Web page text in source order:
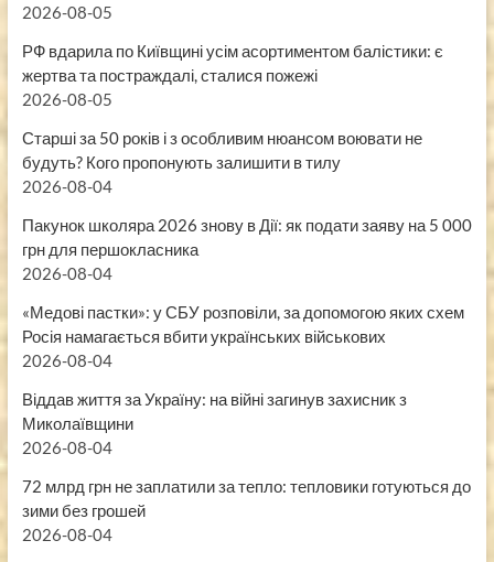
2026-08-05
РФ вдарила по Київщині усім асортиментом балістики: є
жертва та постраждалі, сталися пожежі
2026-08-05
Старші за 50 років і з особливим нюансом воювати не
будуть? Кого пропонують залишити в тилу
2026-08-04
Пакунок школяра 2026 знову в Дії: як подати заяву на 5 000
грн для першокласника
2026-08-04
«Медові пастки»: у СБУ розповіли, за допомогою яких схем
Росія намагається вбити українських військових
2026-08-04
Віддав життя за Україну: на війні загинув захисник з
Миколаївщини
2026-08-04
72 млрд грн не заплатили за тепло: тепловики готуються до
зими без грошей
2026-08-04